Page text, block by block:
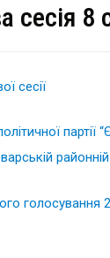
сесія 8
сесії
партії
голосування